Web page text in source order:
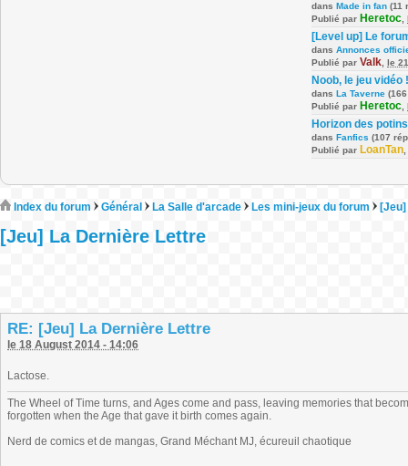
dans Made in fan (11
Publié par Heretoc
[Level up] Le
dans Annonces
Publié par Valk le
Noob, le jeu vidéo !
dans La Taverne
Publié par Heretoc
Horizon des potins
dans Fanfics (107
Publié par LoanTan
Index du forum Général La Salle d'arcade Les mini-jeux du forum
[Jeu] La Dernière Lettre
RE: [Jeu] La Dernière Lettre
le 18 August 2014 - 14:06
Lactose.
The Wheel of Time turns, and Ages come and pass, leaving memories that
forgotten when the Age that gave it birth comes again.
Nerd de comics et de mangas, Grand Méchant MJ, écureuil chaotique